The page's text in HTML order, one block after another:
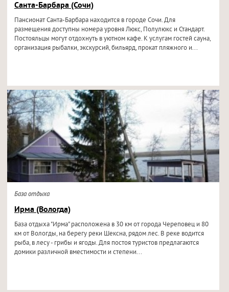
Санта-Барбара (Сочи)
Пансионат Санта-Барбара находится в городе Сочи. Для
размещения доступны номера уровня Люкс, Полулюкс и Стандарт.
Постояльцы могут отдохнуть в уютном кафе. К услугам гостей сауна,
организация рыбалки, экскурсий, бильярд, прокат пляжного и...
База отдыха
Ирма (Вологда)
База отдыха "Ирма" расположена в 30 км от города Череповец и 80
км от Вологды, на берегу реки Шексна, рядом лес. В реке водится
рыба, в лесу - грибы и ягоды. Для постоя туристов предлагаются
домики различной вместимости и степени...